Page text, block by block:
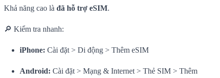
Khả năng cao là đã hỗ trợ eSIM.
🔎 Kiểm tra nhanh:
iPhone: Cài đặt > Di động > Thêm eSIM
Android: Cài đặt > Mạng & Internet > Thẻ SIM > Thêm